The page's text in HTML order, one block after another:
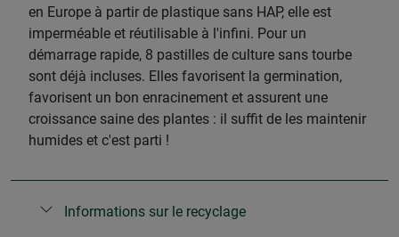
en Europe à partir de plastique sans HAP, elle est
imperméable et réutilisable à l'infini. Pour un
démarrage rapide, 8 pastilles de culture sans tourbe
sont déjà incluses. Elles favorisent la germination,
favorisent un bon enracinement et assurent une
croissance saine des plantes : il suffit de les maintenir
humides et c'est parti !
Informations sur le recyclage